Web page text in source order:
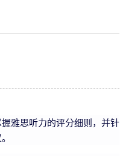
雅思听力的评分细则，并针